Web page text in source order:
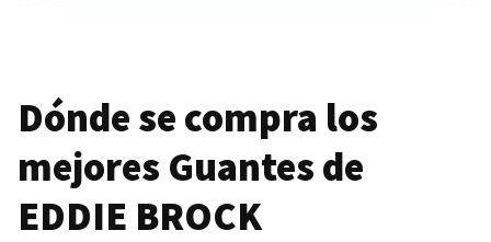
Dónde se compra los
mejores Guantes de
EDDIE BROCK